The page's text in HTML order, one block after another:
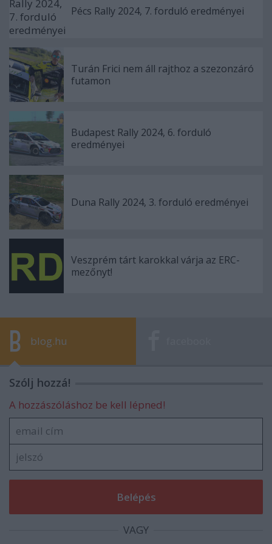
Pécs Rally 2024, 7. forduló eredményei
Turán Frici nem áll rajthoz a szezonzáró
futamon
Budapest Rally 2024, 6. forduló
eredményei
Duna Rally 2024, 3. forduló eredményei
Veszprém tárt karokkal várja az ERC-
mezőnyt!
blog.hu
Szólj hozzá!
A hozzászóláshoz be kell lépned!
VAGY